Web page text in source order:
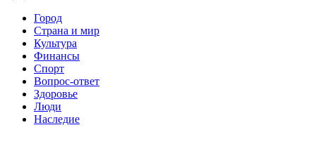
Город
Страна и мир
Культура
Финансы
Спорт
Вопрос-ответ
Здоровье
Люди
Наследие